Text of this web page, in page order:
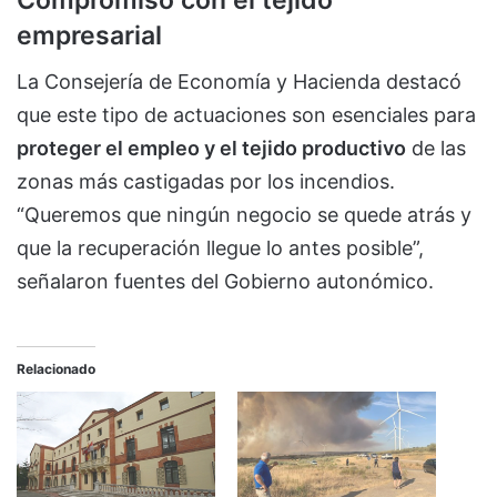
empresarial
La Consejería de Economía y Hacienda destacó
que este tipo de actuaciones son esenciales para
proteger el empleo y el tejido productivo de las
zonas más castigadas por los incendios.
“Queremos que ningún negocio se quede atrás y
que la recuperación llegue lo antes posible”,
señalaron fuentes del Gobierno autonómico.
Relacionado